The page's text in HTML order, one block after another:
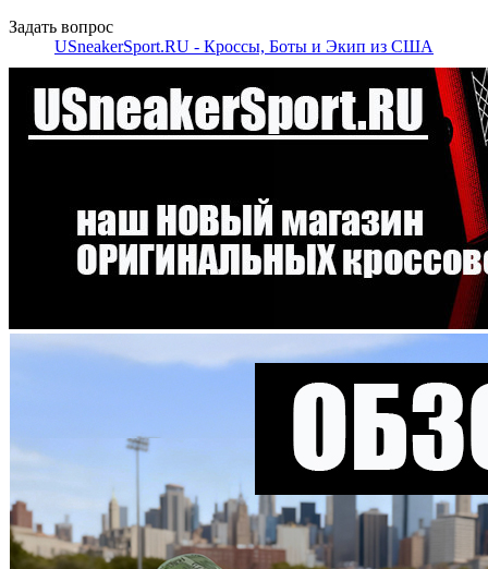
Задать вопрос
USneakerSport.RU - Кроссы, Боты и Экип из США